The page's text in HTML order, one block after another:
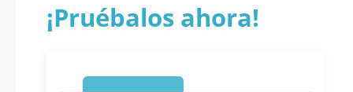
¡Pruébalos ahora!